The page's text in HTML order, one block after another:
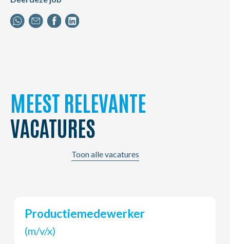
MEEST RELEVANTE
VACATURES
Toon alle vacatures
Chauffeur B
(m/v/x)